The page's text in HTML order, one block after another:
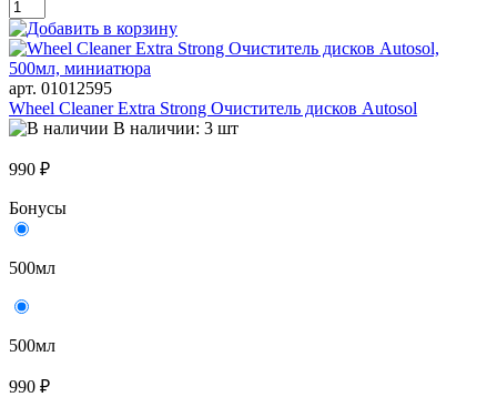
арт. 01012595
Wheel Cleaner Extra Strong Очиститель дисков Autosol
В наличии: 3 шт
990 ₽
Бонусы
500мл
500мл
990 ₽